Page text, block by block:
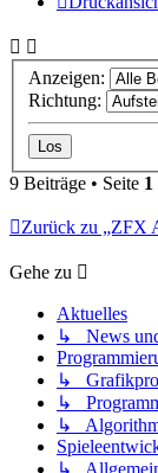
Anzeigen:
Richtung:
9 Beiträge • Seite 1
Zurück zu „ZFX
Gehe zu
Aktuelles
↳ News
↳
↳
↳